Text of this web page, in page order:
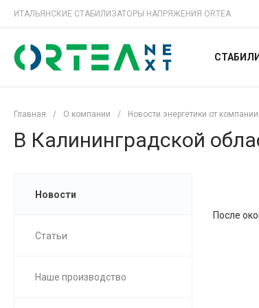
ИТАЛЬЯНСКИЕ СТАБИЛИЗАТОРЫ НАПРЯЖЕНИЯ ORTEA
Главная / О компании / Новости энергетики от
В Калининградской
Новости
Статьи
Наше производство
После